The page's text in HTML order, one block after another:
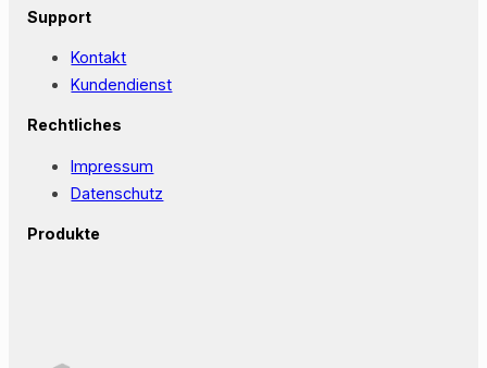
Support
Kontakt
Kundendienst
Rechtliches
Impressum
Datenschutz
Produkte